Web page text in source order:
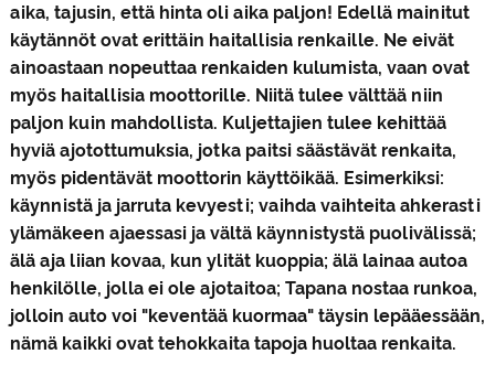
aika, tajusin, että hinta oli aika paljon! Edellä mainitut
käytännöt ovat erittäin haitallisia renkaille. Ne eivät
ainoastaan ​​nopeuttaa renkaiden kulumista, vaan ovat
myös haitallisia moottorille. Niitä tulee välttää niin
paljon kuin mahdollista. Kuljettajien tulee kehittää
hyviä ajotottumuksia, jotka paitsi säästävät renkaita,
myös pidentävät moottorin käyttöikää. Esimerkiksi:
käynnistä ja jarruta kevyesti; vaihda vaihteita ahkerasti
ylämäkeen ajaessasi ja vältä käynnistystä puolivälissä;
älä aja liian kovaa, kun ylität kuoppia; älä lainaa autoa
henkilölle, jolla ei ole ajotaitoa; Tapana nostaa runkoa,
jolloin auto voi "keventää kuormaa" täysin lepääessään,
nämä kaikki ovat tehokkaita tapoja huoltaa renkaita.